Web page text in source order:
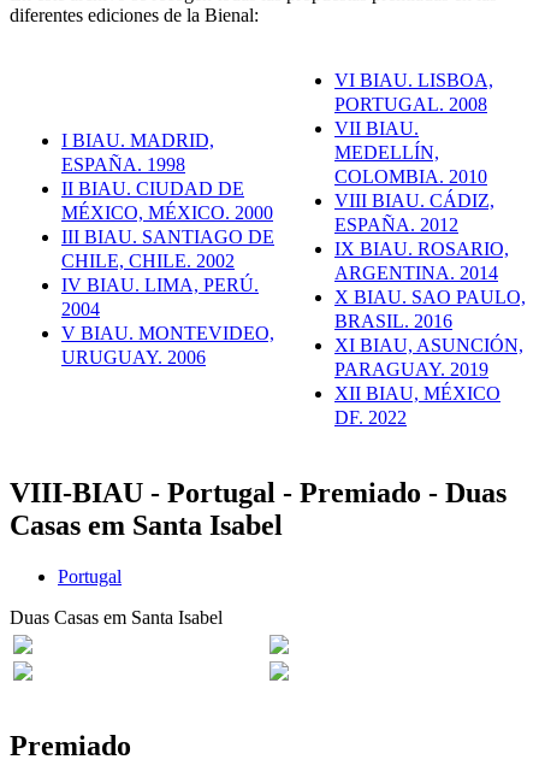
diferentes ediciones de la Bienal:
I BIAU. MADRID,
ESPAÑA. 1998
II BIAU. CIUDAD DE
MÉXICO, MÉXICO. 2000
III BIAU. SANTIAGO DE
CHILE, CHILE. 2002
IV BIAU. LIMA, PERÚ.
2004
V BIAU. MONTEVIDEO,
URUGUAY. 2006
VI BIAU. LISBOA,
PORTUGAL. 2008
VII BIAU.
MEDELLÍN,
COLOMBIA. 2010
VIII BIAU. CÁDIZ,
ESPAÑA. 2012
IX BIAU. ROSARIO,
ARGENTINA. 2014
X BIAU. SAO PAULO,
BRASIL. 2016
XI BIAU, ASUNCIÓN,
PARAGUAY. 2019
XII BIAU, MÉXICO
DF. 2022
VIII-BIAU - Portugal - Premiado - Duas
Casas em Santa Isabel
Portugal
Duas Casas em Santa Isabel
Premiado